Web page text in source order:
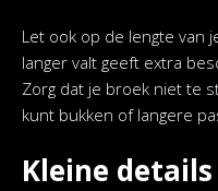
Let ook op de lengte van
langer valt geeft extra
Zorg dat je broek niet te
kunt bukken of langere
Kleine